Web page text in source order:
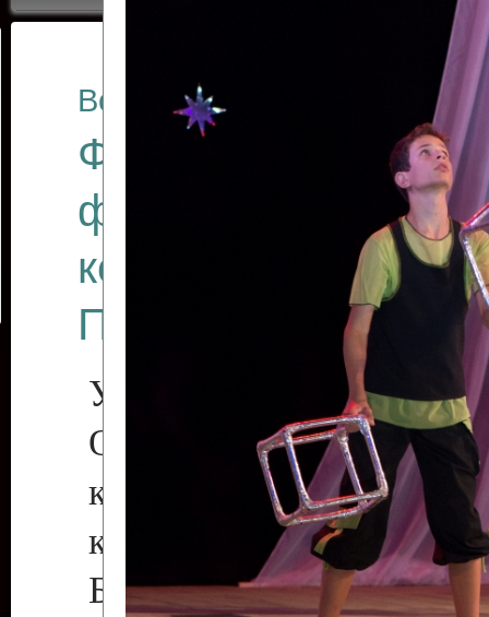
ОТЧЕТЫ ГКЦ
Все отчеты
Финал
фестиваля
коллективов
Приднестровского
Участники фестиваля:
Образцовый
коллектив
культуры с.
Бендеры ,